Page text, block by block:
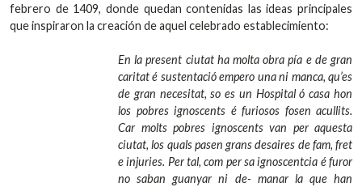
febrero de 1409, donde quedan contenidas las ideas principales
que inspiraron la creación de aquel celebrado establecimiento:
En la present ciutat ha molta obra pía e de gran
caritat é sustentació empero una ni manca, qu’es
de gran necesitat, so es un Hospital ó casa hon
los pobres ignoscents é furiosos fosen acullits.
Car molts pobres ignoscents van per aquesta
ciutat, los quals pasen grans desaires de fam, fret
e injuries. Per tal, com per sa ignoscentcia é furor
no saban guanyar ni de- manar la que han